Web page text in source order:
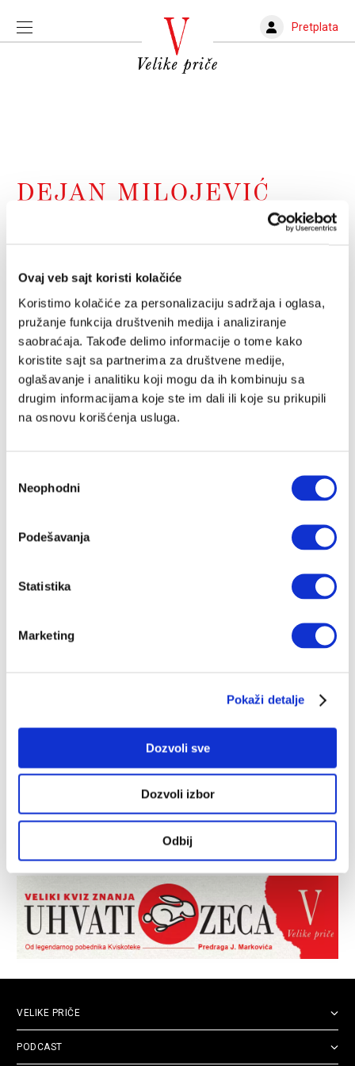
Ovaj veb sajt koristi kolačiće
Koristimo kolačiće za personalizaciju sadržaja i oglasa,
pružanje funkcija društvenih medija i analiziranje
saobraćaja. Takođe delimo informacije o tome kako
koristite sajt sa partnerima za društvene medije,
oglašavanje i analitiku koji mogu da ih kombinuju sa
drugim informacijama koje ste im dali ili koje su prikupili
na osnovu korišćenja usluga.
сагласности
Neophodni
Podešavanja
Statistika
Marketing
Pokaži detalje
Dozvoli sve
Dozvoli izbor
Odbij
Pretplata
DEJAN MILOJEVIĆ
MILOŠ JOVANOVIĆ
Omaž Miloju + od Istoka do Zapada,
mene tuga napada
32. epizoda podkasta „Najopasniji rezultat“, o
košarkaškim, prekookeanskim i tužnim temama
UROŠ JOVIČIĆ 23.01.2024.
VELIKE PRIČE
PODCAST